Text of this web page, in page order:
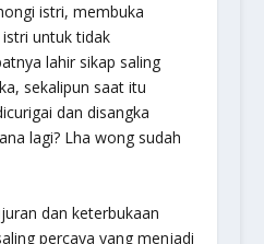
istri, membuka
untuk tidak
lahir sikap saling
sekalipun saat itu
dan disangka
lagi? Lha wong sudah
dan keterbukaan
percaya yang menjadi